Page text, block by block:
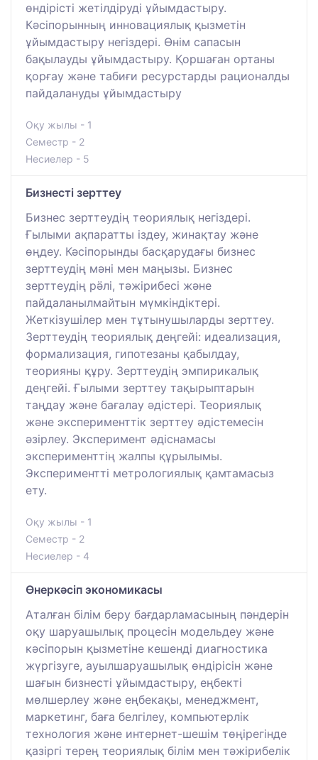
өндірісті жетілдіруді ұйымдастыру.
Кəсіпорынның инновациялық қызметін
ұйымдастыру негіздері. Өнім сапасын
бақылауды ұйымдастыру. Қоршаған ортаны
қорғау жəне табиғи ресурстарды рационалды
пайдалануды ұйымдастыру
Оқу жылы - 1
Семестр - 2
Несиелер - 5
Бизнесті зерттеу
Бизнес зерттеудің теориялық негіздері.
Ғылыми ақпаратты іздеу, жинақтау және
өңдеу. Кәсіпорынды басқарудағы бизнес
зерттеудің мәні мен маңызы. Бизнес
зерттеудің рӛлі, тәжірибесі және
пайдаланылмайтын мүмкіндіктері.
Жеткізушілер мен тұтынушыларды зерттеу.
Зерттеудің теориялық деңгейі: идеализация,
формализация, гипотезаны қабылдау,
теорияны құру. Зерттеудің эмпирикалық
деңгейі. Ғылыми зерттеу тақырыптарын
таңдау және бағалау әдістері. Теориялық
және эксперименттік зерттеу әдістемесін
әзірлеу. Эксперимент әдіснамасы
эксперименттің жалпы құрылымы.
Экспериментті метрологиялық қамтамасыз
ету.
Оқу жылы - 1
Семестр - 2
Несиелер - 4
Өнеркәсіп экономикасы
Аталған білім беру бағдарламасының пəндерін
оқу шаруашылық процесін модельдеу жəне
кəсіпорын қызметіне кешенді диагностика
жүргізуге, ауылшаруашылық өндірісін жəне
шағын бизнесті ұйымдастыру, еңбекті
мөлшерлеу жəне еңбекақы, менеджмент,
маркетинг, баға белгілеу, компьютерлік
технология жəне интернет-шешім төңірегінде
қазіргі терең теориялық білім мен тəжірибелік